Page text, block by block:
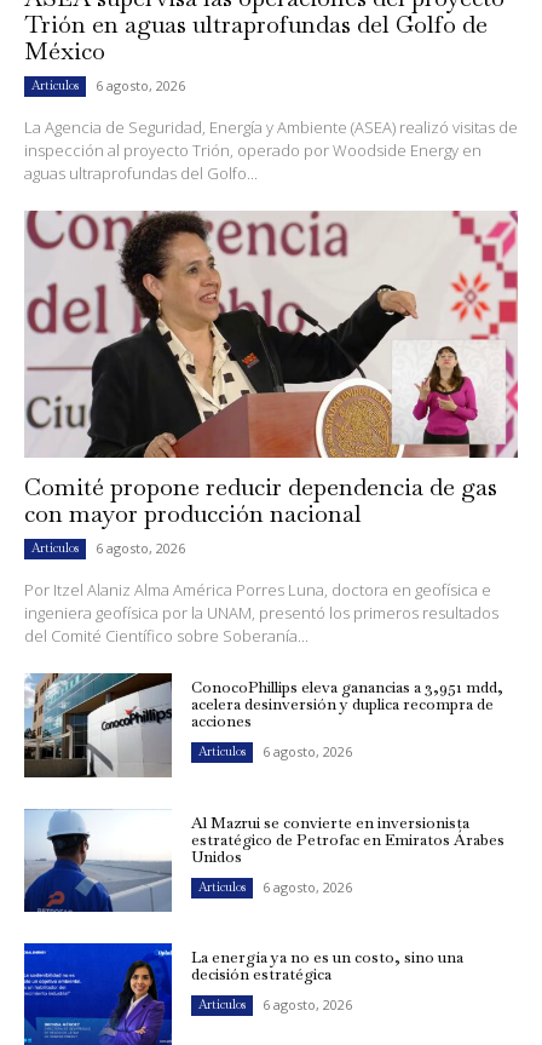
Trión en aguas ultraprofundas del Golfo de
México
Artículos 6 agosto, 2026
La Agencia de Seguridad, Energía y Ambiente (ASEA) realizó visitas de
inspección al proyecto Trión, operado por Woodside Energy en
aguas ultraprofundas del Golfo...
Comité propone reducir dependencia de gas
con mayor producción nacional
Artículos 6 agosto, 2026
Por Itzel Alaniz Alma América Porres Luna, doctora en geofísica e
ingeniera geofísica por la UNAM, presentó los primeros resultados
del Comité Científico sobre Soberanía...
ConocoPhillips eleva ganancias a 3,951 mdd,
acelera desinversión y duplica recompra de
acciones
Artículos 6 agosto, 2026
Al Mazrui se convierte en inversionista
estratégico de Petrofac en Emiratos Árabes
Unidos
Artículos 6 agosto, 2026
La energía ya no es un costo, sino una
decisión estratégica
Artículos 6 agosto, 2026